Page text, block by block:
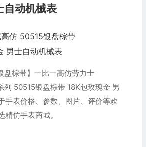
自动机械表
盘棕带】一比一高仿劳力士
列 50515银盘棕带 18K包玫瑰金 男
手表价格、参数、图片、评价等欢
精仿手表商城。